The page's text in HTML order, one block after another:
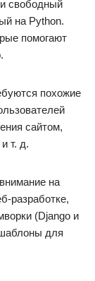
свободный
на Python.
помогают
похожие
сайтом,
т. д.
на
разработке,
(Django и
для